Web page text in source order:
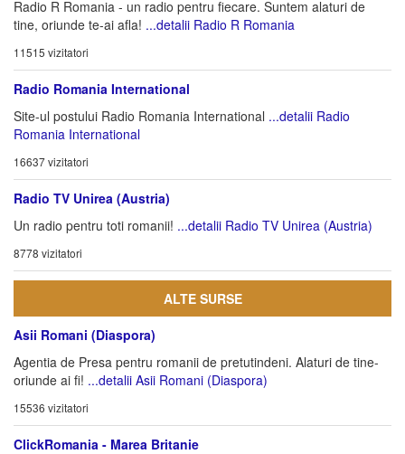
Radio R Romania - un radio pentru fiecare. Suntem alaturi de
tine, oriunde te-ai afla! ...detalii Radio R Romania
11515 vizitatori
Radio Romania International
Site-ul postului Radio Romania International ...detalii Radio
Romania International
16637 vizitatori
Radio TV Unirea (Austria)
Un radio pentru toti romanii! ...detalii Radio TV Unirea (Austria)
8778 vizitatori
ALTE SURSE
Asii Romani (Diaspora)
Agentia de Presa pentru romanii de pretutindeni. Alaturi de tine-
oriunde ai fi! ...detalii Asii Romani (Diaspora)
15536 vizitatori
ClickRomania - Marea Britanie